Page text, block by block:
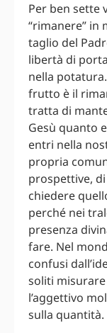
Per ben sette
“rimanere” in
taglio del
libertà di
nella
frutto è il
tratta di
Gesù quanto
entri nella
propria
prospettive,
chiedere
perché nei
presenza
fare. Nel
confusi
soliti misurare
l’aggettivo
sulla quantità.